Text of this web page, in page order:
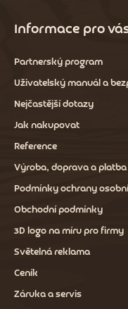
Informace pro
Partnerský program
Uživatelský manuál a
Nejčastější dotazy
Jak nakupovat
Reference
Výroba, doprava a platba
Podmínky ochrany
Obchodní podmínky
3D logo na míru pro firmy
Světelná reklama
Ceník
Záruka a servis